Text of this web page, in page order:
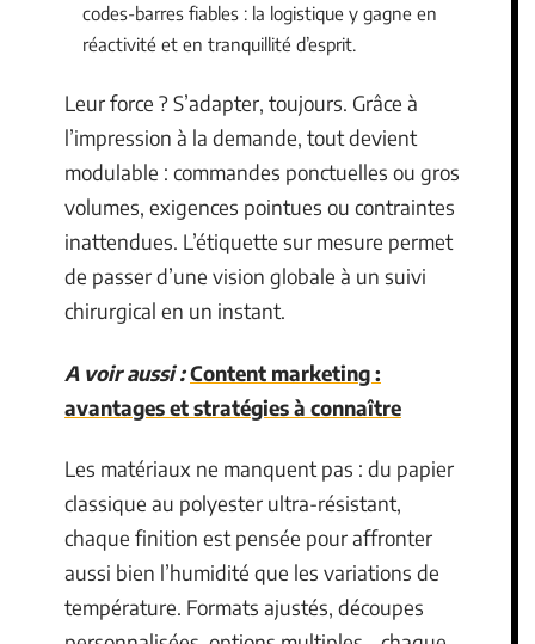
codes-barres fiables : la logistique y gagne en
réactivité et en tranquillité d’esprit.
Leur force ? S’adapter, toujours. Grâce à
l’impression à la demande, tout devient
modulable : commandes ponctuelles ou gros
volumes, exigences pointues ou contraintes
inattendues. L’étiquette sur mesure permet
de passer d’une vision globale à un suivi
chirurgical en un instant.
A voir aussi :Content marketing :
avantages et stratégies à connaître
Les matériaux ne manquent pas : du papier
classique au polyester ultra-résistant,
chaque finition est pensée pour affronter
aussi bien l’humidité que les variations de
température. Formats ajustés, découpes